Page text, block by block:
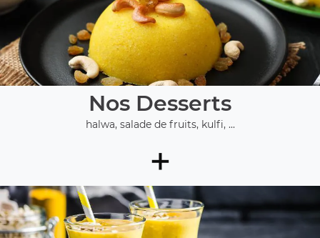
Nos Desserts
halwa, salade de fruits, kulfi, ...
+